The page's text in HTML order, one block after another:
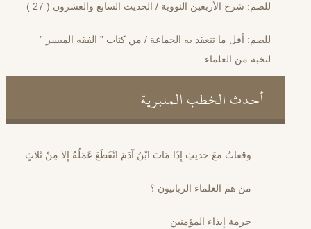
للصم: شرح الأربعين النووية / الحديث السابع والعشرون ( 27 )
للصم: أقل ما تنعقد به الجماعة / من كتاب ” الفقه الميسر ”
لنخبة من العلماء
أحدث الخطب المنبرية
وقفاتٌ معَ حديثِ إِذَا مَاتَ ابْنُ آدَمَ انْقَطَعَ عَمَلُهُ إِلا مِنْ ثَلاثٍ ..
من هم العلماء الربانيون ؟
حرمة إيذاء المؤمنين